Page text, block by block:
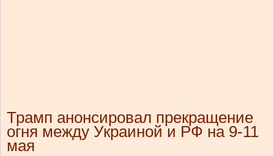
Трамп анонсировал прекращение
огня между Украиной и РФ на 9-11
мая